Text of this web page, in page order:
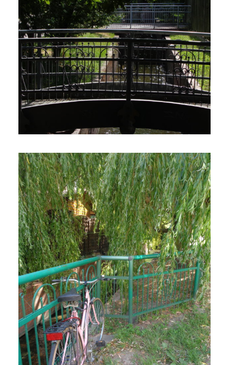
Spacer od ujścia do źródeł
Strzyży – odcinek pierwszy: